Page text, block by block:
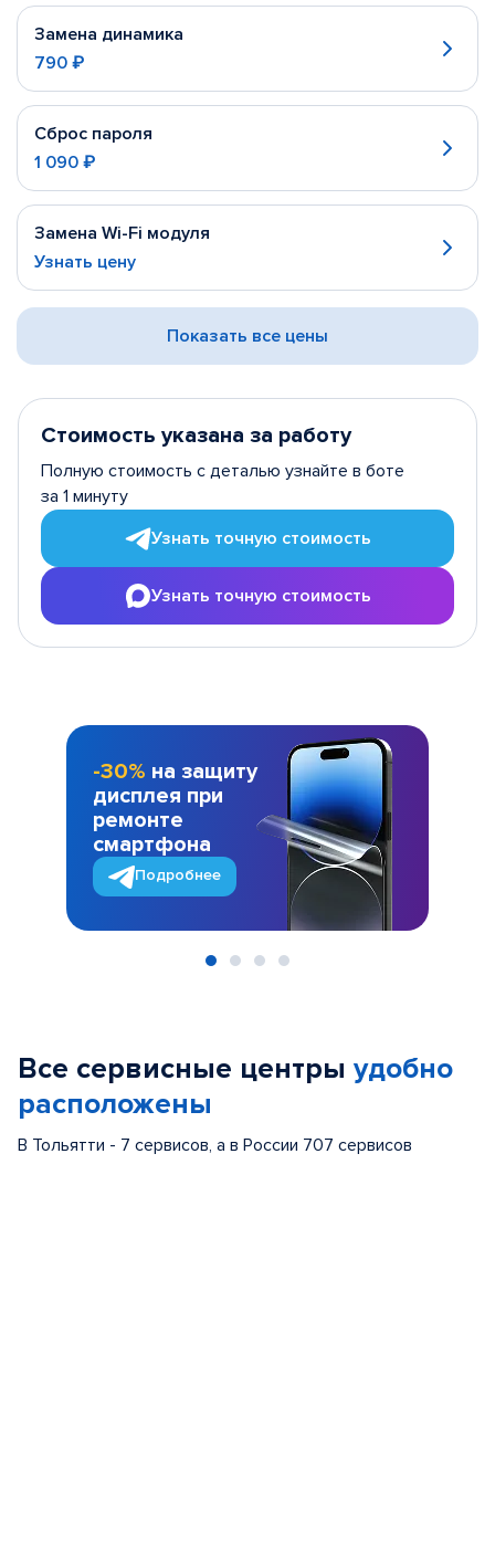
Замена динамика
790 ₽
Сброс пароля
1 090 ₽
Замена Wi-Fi модуля
Узнать цену
Показать все цены
Стоимость указана за работу
Полную стоимость с деталью узнайте в боте
за 1 минуту
Узнать точную стоимость
Узнать точную стоимость
-30% на защиту
дисплея при
ремонте
смартфона
Подробнее
Все сервисные центры удобно
расположены
В Тольятти - 7 сервисов, а в России 707 сервисов